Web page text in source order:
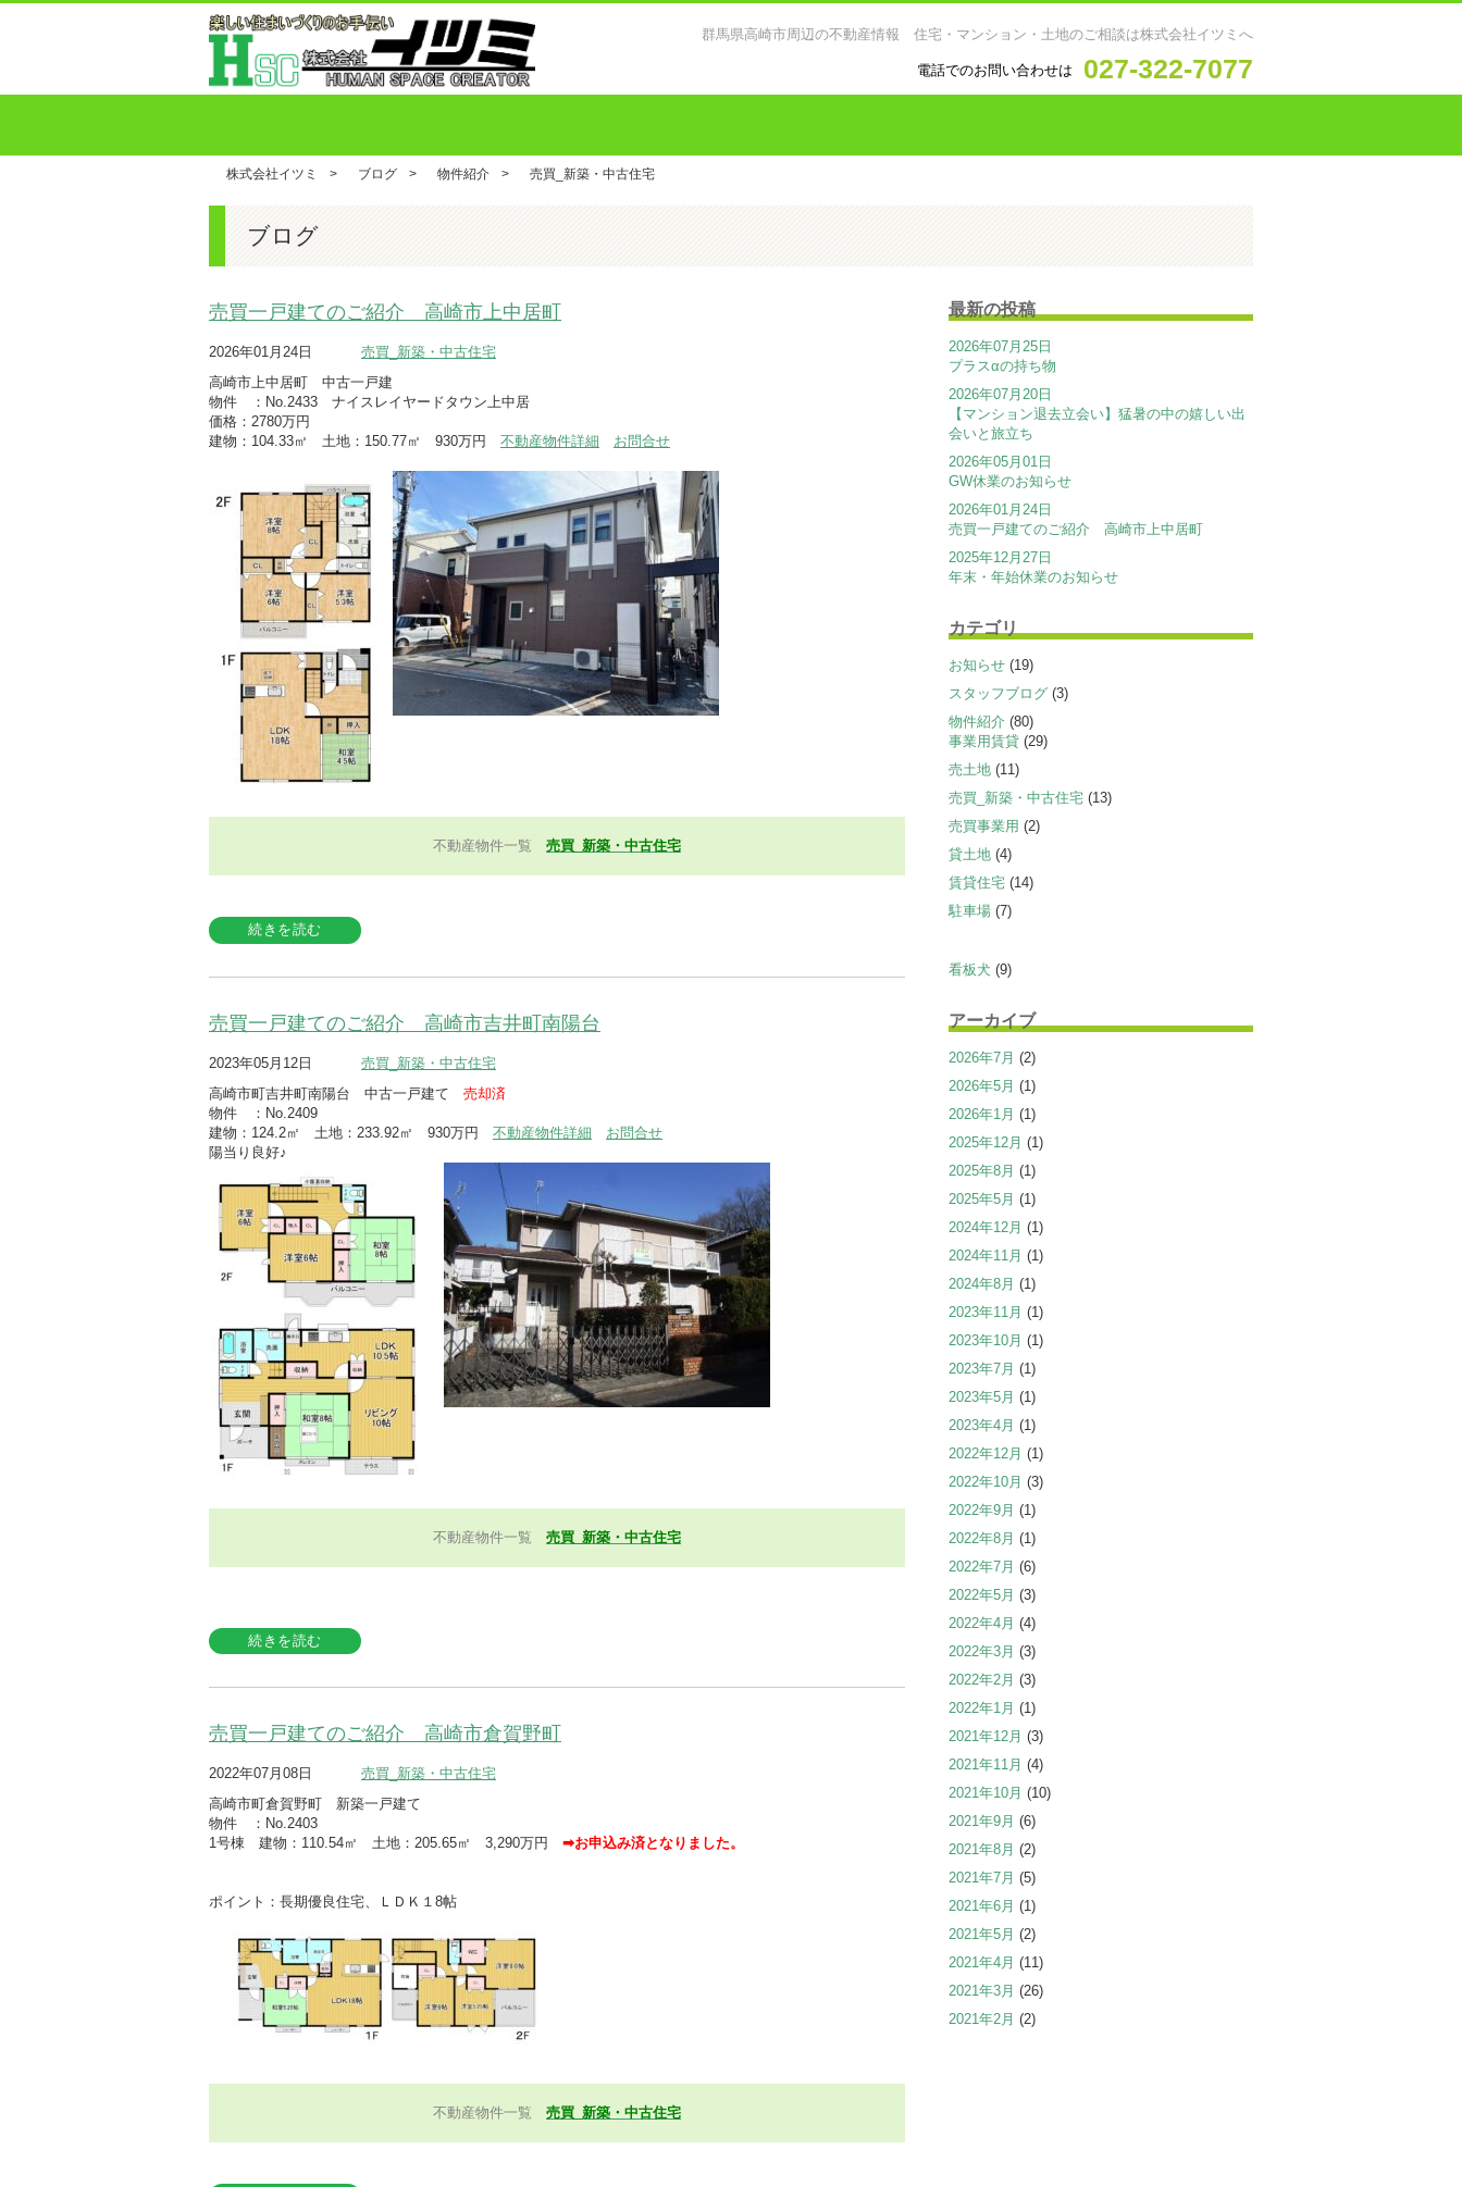
群馬県高崎市周辺の不動産情報 住宅・マンション・土地のご相談は株式会社イツミへ
電話でのお問い合わせは 027-322-7077
株式会社イツミ > ブログ > 物件紹介 > 売買_新築・中古住宅
ブログ
売買一戸建てのご紹介 高崎市上中居町
2026年01月24日
売買_新築・中古住宅
高崎市上中居町 中古一戸建
物件 ：No.2433 ナイスレイヤードタウン上中居
価格：2780万円
建物：104.33㎡ 土地：150.77㎡ 930万円 不動産物件詳細 お問合せ
不動産物件一覧 売買_新築・中古住宅
続きを読む
売買一戸建てのご紹介 高崎市吉井町南陽台
2023年05月12日
売買_新築・中古住宅
高崎市町吉井町南陽台 中古一戸建て 売却済
物件 ：No.2409
建物：124.2㎡ 土地：233.92㎡ 930万円 不動産物件詳細
お問合せ
陽当り良好♪
不動産物件一覧 売買_新築・中古住宅
続きを読む
売買一戸建てのご紹介 高崎市倉賀野町
2022年07月08日
売買_新築・中古住宅
高崎市町倉賀野町 新築一戸建て
物件 ：No.2403
1号棟 建物：110.54㎡ 土地：205.65㎡ 3,290万円 ➡お申込み済となりました。
ポイント：長期優良住宅、ＬＤＫ１8帖
不動産物件一覧 売買_新築・中古住宅
最新の投稿
2026年07月25日
プラスαの持ち物
2026年07月20日
【マンション退去立会い】猛暑の中の嬉しい出
会いと旅立ち
2026年05月01日
GW休業のお知らせ
2026年01月24日
売買一戸建てのご紹介 高崎市上中居町
2025年12月27日
年末・年始休業のお知らせ
カテゴリ
お知らせ (19)
スタッフブログ (3)
物件紹介 (80)
事業用賃貸 (29)
売土地 (11)
売買_新築・中古住宅 (13)
売買事業用 (2)
貸土地 (4)
賃貸住宅 (14)
駐車場 (7)
看板犬 (9)
アーカイブ
2026年7月 (2)
2026年5月 (1)
2026年1月 (1)
2025年12月 (1)
2025年8月 (1)
2025年5月 (1)
2024年12月 (1)
2024年11月 (1)
2024年8月 (1)
2023年11月 (1)
2023年10月 (1)
2023年7月 (1)
2023年5月 (1)
2023年4月 (1)
2022年12月 (1)
2022年10月 (3)
2022年9月 (1)
2022年8月 (1)
2022年7月 (6)
2022年5月 (3)
2022年4月 (4)
2022年3月 (3)
2022年2月 (3)
2022年1月 (1)
2021年12月 (3)
2021年11月 (4)
2021年10月 (10)
2021年9月 (6)
2021年8月 (2)
2021年7月 (5)
2021年6月 (1)
2021年5月 (2)
2021年4月 (11)
2021年3月 (26)
2021年2月 (2)